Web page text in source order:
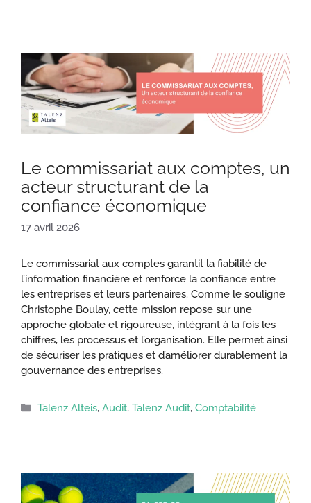
Le commissariat aux comptes, un
acteur structurant de la
confiance économique
17 avril 2026
Le commissariat aux comptes garantit la fiabilité de
l’information financière et renforce la confiance entre
les entreprises et leurs partenaires. Comme le souligne
Christophe Boulay, cette mission repose sur une
approche globale et rigoureuse, intégrant à la fois les
chiffres, les processus et l’organisation. Elle permet ainsi
de sécuriser les pratiques et d’améliorer durablement la
gouvernance des entreprises.
Catégories
Talenz Alteis, Audit, Talenz Audit, Comptabilité